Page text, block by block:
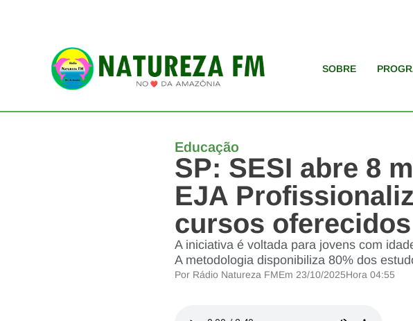
SOBRE
Educação
SP: SESI abre 8
EJA
cursos oferecidos
A iniciativa é voltada para jovens com
A metodologia disponibiliza 80% dos
Por Rádio Natureza FMEm 23/10/2025Hora 04:55